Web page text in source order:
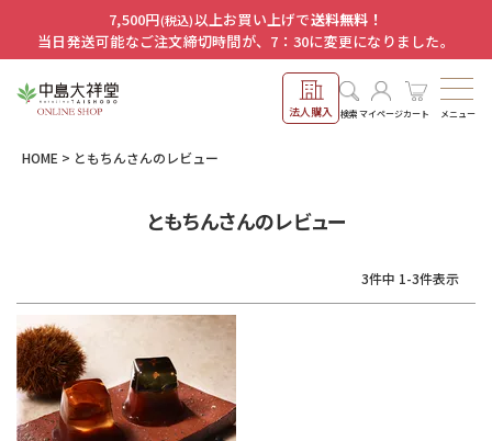
7,500円(税込)以上お買い上げで送料無料！
当日発送可能なご注文締切時間が、7：30に変更になりました。
法人購入 検索マイページカート メニュー
HOME ともちんさんのレビュー
ともちんさんのレビュー
3件中 1-3件表示